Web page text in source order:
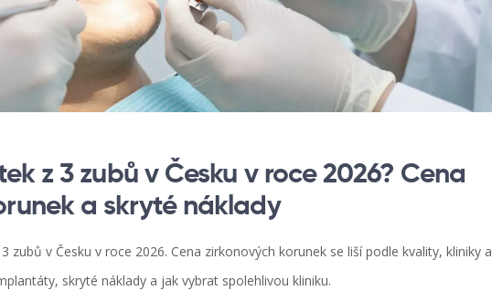
z 3 zubů v Česku v roce 2026? Cena
a skryté náklady
zubů v Česku v roce 2026. Cena zirkonových korunek se liší podle kvality, kliniky a
skryté náklady a jak vybrat spolehlivou kliniku.